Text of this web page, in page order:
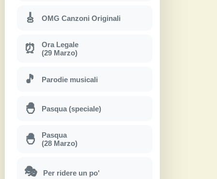
🎸 OMG Canzoni Originali
⏰
Ora Legale
(29 Marzo)
🎵 Parodie musicali
🐣 Pasqua (speciale)
🐣
Pasqua
(28 Marzo)
🎭 Per ridere un po'